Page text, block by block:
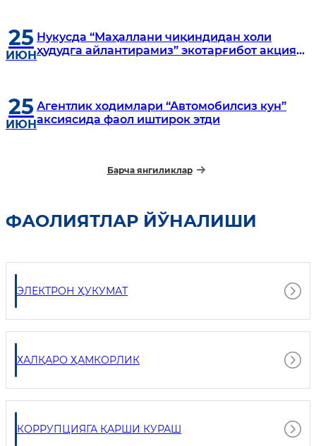
25
ИЮН
Нукусда “Маҳаллани чиқиндидан холи
ҳудудга айлантирамиз” экотарғибот акцияси
25
ИЮН
Агентлик ходимлари “Автомобилсиз кун”
аксиясида фаол иштирок этди
Барча янгиликлар
ФАОЛИЯТЛАР ЙЎНАЛИШИ
ЭЛЕКТРОН ҲУКУМАТ
ХАЛҚАРО ҲАМКОРЛИК
КОРРУПЦИЯГА ҚАРШИ КУРАШ